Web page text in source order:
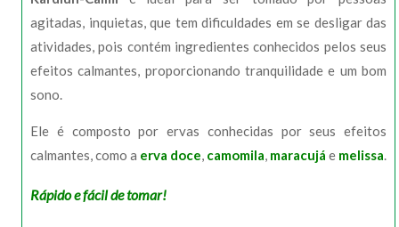
agitadas, inquietas, que tem dificuldades em se desligar das
atividades, pois contém ingredientes conhecidos pelos seus
efeitos calmantes, proporcionando tranquilidade e um bom
sono.
Ele é composto por ervas conhecidas por seus efeitos
calmantes, como a erva doce, camomila, maracujá e melissa.
Rápido e fácil de tomar!